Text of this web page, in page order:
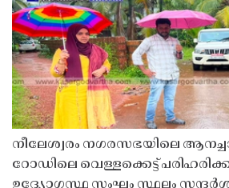
നീലേശ്വരം നഗരസഭയിലെ
റോഡിലെ വെള്ളക്കെട്ട്